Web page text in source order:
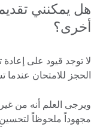
أخرى؟
الحجز للامتحان
ويرجى العلم أنه من
مجهوداً ملحوظاً لتحسين